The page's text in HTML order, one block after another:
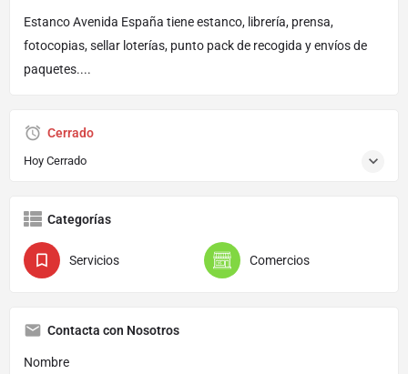
Estanco Avenida España tiene estanco, librería, prensa,
fotocopias, sellar loterías, punto pack de recogida y envíos de
paquetes....
Cerrado
Hoy Cerrado
Categorías
Servicios Comercios
Contacta con Nosotros
Nombre